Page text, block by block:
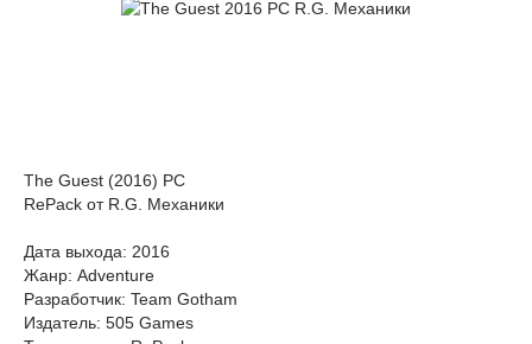
The Guest (2016) PC
RePack от R.G. Механики
Дата выхода: 2016
Жанр: Adventure
Разработчик: Team Gotham
Издатель: 505 Games